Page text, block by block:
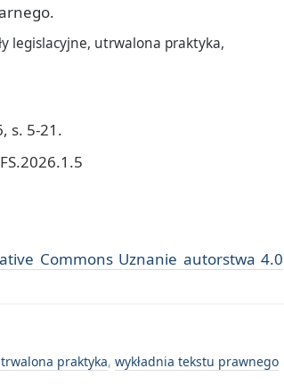
legislacyjne, utrwalona praktyka,
s. 5-21.
Commons Uznanie autorstwa 4.0
praktyka, wykładnia tekstu prawnego